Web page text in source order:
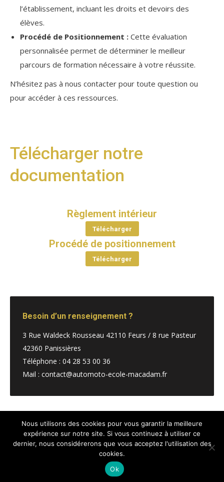
l’établissement, incluant les droits et devoirs des
élèves.
Procédé de Positionnement : Cette évaluation
personnalisée permet de déterminer le meilleur
parcours de formation nécessaire à votre réussite.
N’hésitez pas à nous contacter pour toute question ou
pour accéder à ces ressources.
Télécharger notre
documentation
Règlement intérieur
Télécharger
Procédé de positionnement
Télécharger
Besoin d’un renseignement ?
3 Rue Waldeck Rousseau 42110 Feurs / 8 rue Pasteur
42360 Panissières
Téléphone : 04 28 53 00 36
Mail : contact@automoto-ecole-macadam.fr
@Kalitys Multimédia copyright
Menu footer
Nous utilisons des cookies pour vous garantir la meilleure
expérience sur notre site. Si vous continuez à utiliser ce
dernier, nous considérerons que vous acceptez l'utilisation des
cookies.
Ok
RAPPEL GRATUIT